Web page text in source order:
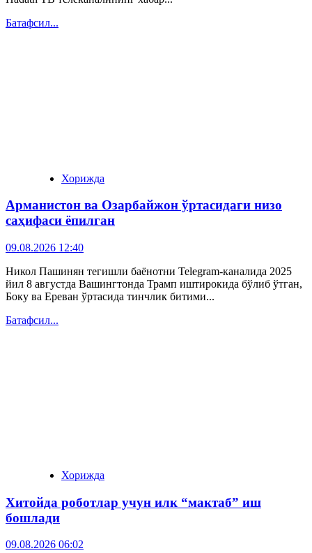
Батафсил...
Хорижда
Арманистон ва Озарбайжон ўртасидаги низо
саҳифаси ёпилган
09.08.2026 12:40
Никол Пашинян тегишли баёнотни Telegram-каналида 2025
йил 8 августда Вашингтонда Трамп иштирокида бўлиб ўтган,
Боку ва Ереван ўртасида тинчлик битими...
Батафсил...
Хорижда
Хитойда роботлар учун илк “мактаб” иш
бошлади
09.08.2026 06:02